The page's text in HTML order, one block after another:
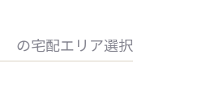
の宅配エリア選択